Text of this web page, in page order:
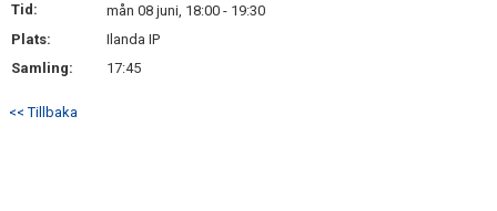
DOKUMENT
KONTAKT
Tid:
mån 08 juni, 18:00 - 19:30
Plats:
Ilanda IP
Samling:
17:45
<< Tillbaka